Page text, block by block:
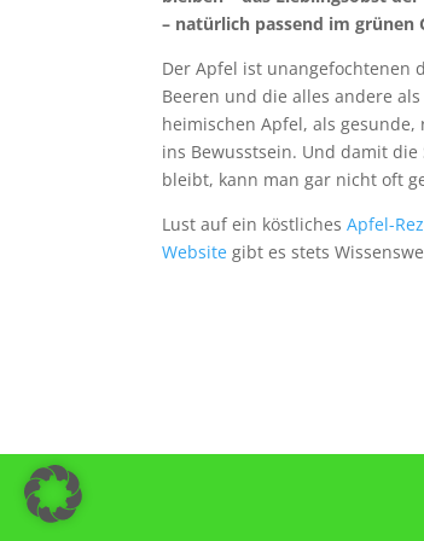
– natürlich passend im grünen
Der Apfel ist unangefochtenen
Beeren und die alles andere
heimischen Apfel, als
ins Bewusstsein. Und damit die
bleibt, kann man gar nicht oft
Lust auf ein köstlichesApfel-
Website gibt es stets